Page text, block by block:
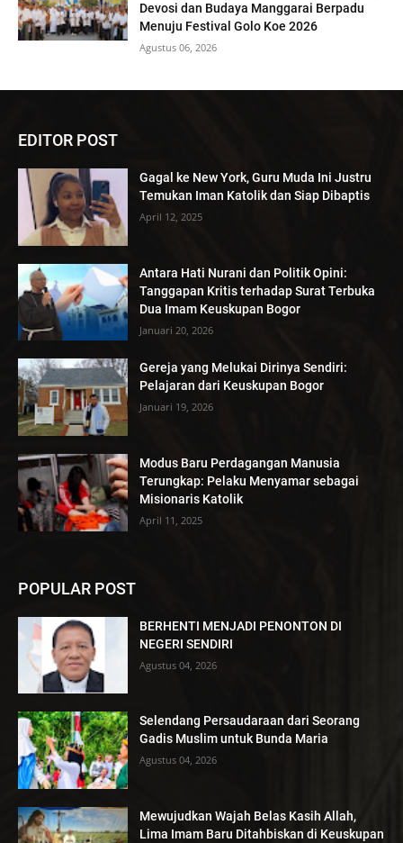
Devosi dan Budaya Manggarai Berpadu
Menuju Festival Golo Koe 2026
Agustus 06, 2026
EDITOR POST
Gagal ke New York, Guru Muda Ini Justru
Temukan Iman Katolik dan Siap Dibaptis
April 12, 2025
Antara Hati Nurani dan Politik Opini:
Tanggapan Kritis terhadap Surat Terbuka
Dua Imam Keuskupan Bogor
Januari 20, 2026
Gereja yang Melukai Dirinya Sendiri:
Pelajaran dari Keuskupan Bogor
Januari 19, 2026
Modus Baru Perdagangan Manusia
Terungkap: Pelaku Menyamar sebagai
Misionaris Katolik
April 11, 2025
POPULAR POST
BERHENTI MENJADI PENONTON DI
NEGERI SENDIRI
Agustus 04, 2026
Selendang Persaudaraan dari Seorang
Gadis Muslim untuk Bunda Maria
Agustus 04, 2026
Mewujudkan Wajah Belas Kasih Allah,
Lima Imam Baru Ditahbiskan di Keuskupan